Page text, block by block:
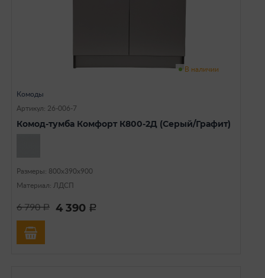
В наличии
Комоды
Артикул: 26-006-7
Комод-тумба Комфорт К800-2Д (Серый/Графит)
Размеры: 800х390х900
Материал: ЛДСП
6 790a 4 390 a